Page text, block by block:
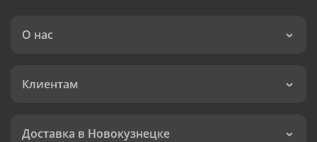
О нас
Клиентам
Доставка в Новокузнецке